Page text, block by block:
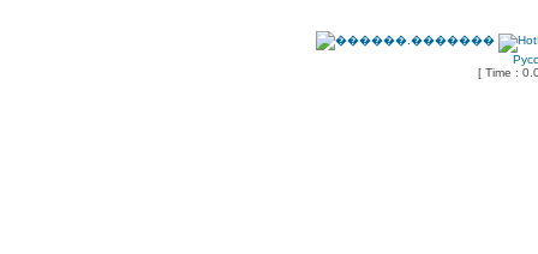
[ Time :